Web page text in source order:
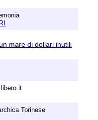
mare di dollari inutili
Torinese